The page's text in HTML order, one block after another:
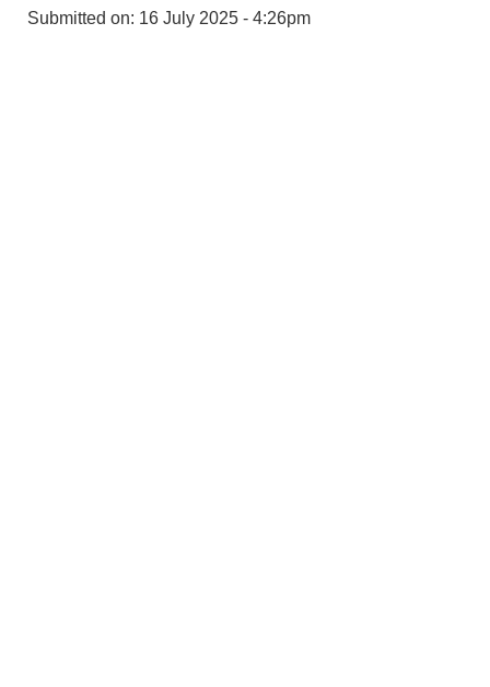
Submitted on: 16 July 2025 - 4:26pm